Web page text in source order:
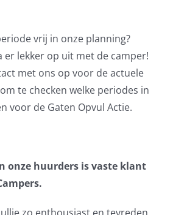
vrij in onze planning?
er lekker op uit met de camper!
met ons op voor de actuele
te checken welke periodes in
voor de Gaten Opvul Actie.
onze huurders is vaste klant